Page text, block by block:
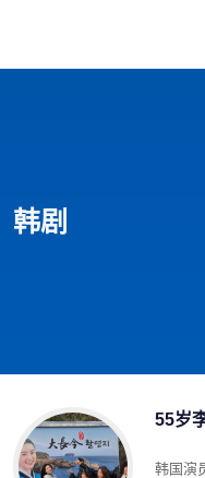
韩剧
55岁
韩国演